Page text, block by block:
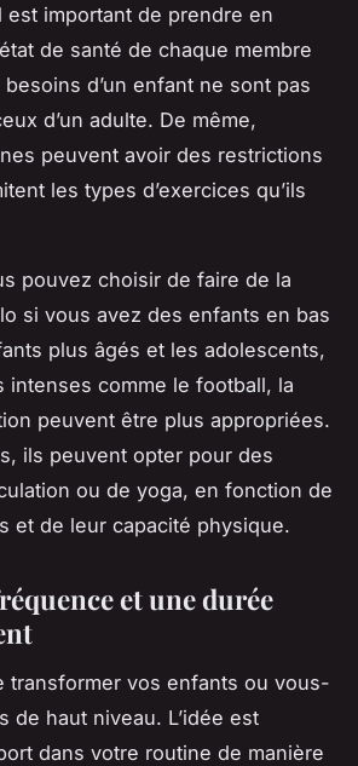
est important de prendre en
de santé de chaque membre
d’un enfant ne sont pas
d’un adulte. De même,
peuvent avoir des restrictions
les types d’exercices qu’ils
pouvez choisir de faire de la
si vous avez des enfants en bas
plus âgés et les adolescents,
intenses comme le football, la
peuvent être plus appropriées.
ils peuvent opter pour des
ou de yoga, en fonction de
et de leur capacité physique.
et une durée
transformer vos enfants ou vous-
de haut niveau. L’idée est
dans votre routine de manière